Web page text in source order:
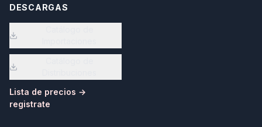
DESCARGAS
Lista de precios →
registrate